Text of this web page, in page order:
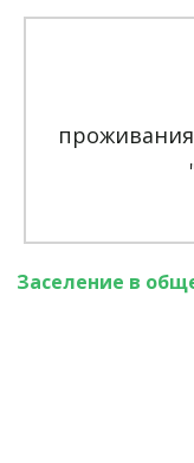
Заселение в